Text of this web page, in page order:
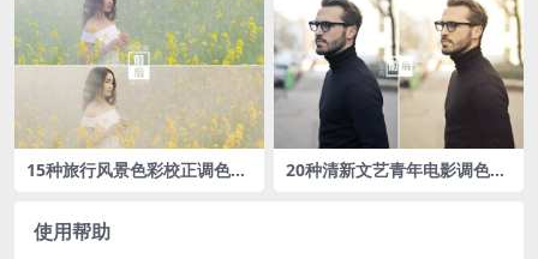
15种旅行风景色彩校正调色L
20种清新文艺青年电影调色L
使用帮助